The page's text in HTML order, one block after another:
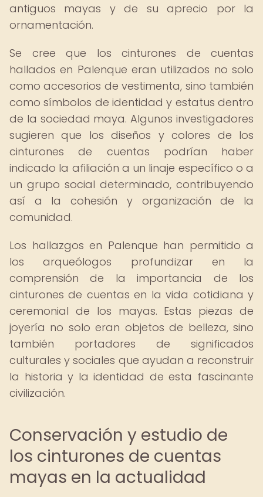
antiguos mayas y de su aprecio por la
ornamentación.
Se cree que los cinturones de cuentas
hallados en Palenque eran utilizados no solo
como accesorios de vestimenta, sino también
como símbolos de identidad y estatus dentro
de la sociedad maya. Algunos investigadores
sugieren que los diseños y colores de los
cinturones de cuentas podrían haber
indicado la afiliación a un linaje específico o a
un grupo social determinado, contribuyendo
así a la cohesión y organización de la
comunidad.
Los hallazgos en Palenque han permitido a
los arqueólogos profundizar en la
comprensión de la importancia de los
cinturones de cuentas en la vida cotidiana y
ceremonial de los mayas. Estas piezas de
joyería no solo eran objetos de belleza, sino
también portadores de significados
culturales y sociales que ayudan a reconstruir
la historia y la identidad de esta fascinante
civilización.
Conservación y estudio de
los cinturones de cuentas
mayas en la actualidad